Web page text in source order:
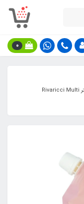
0
کلاژن ال پی پی مولتی تریتمنت ریواریچی 500 میلی‌لیتر Rivaricci Multi